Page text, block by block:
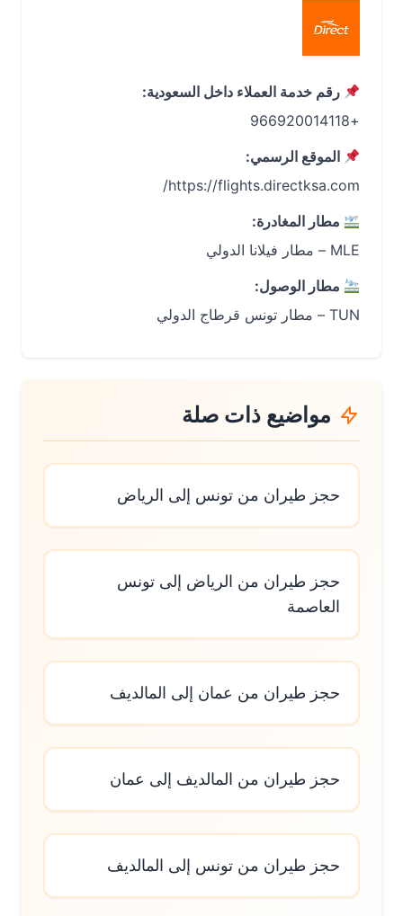
رقم خدمة العملاء داخل السعودية:
الموقع الرسمي:
https://flights.directksa.com/
مطار المغادرة:
مطار الوصول:
مواضيع ذات صلة
حجز طيران من تونس إلى الرياض
حجز طيران من الرياض إلى تونس
العاصمة
حجز طيران من عمان إلى المالديف
حجز طيران من المالديف إلى عمان
حجز طيران من تونس إلى المالديف